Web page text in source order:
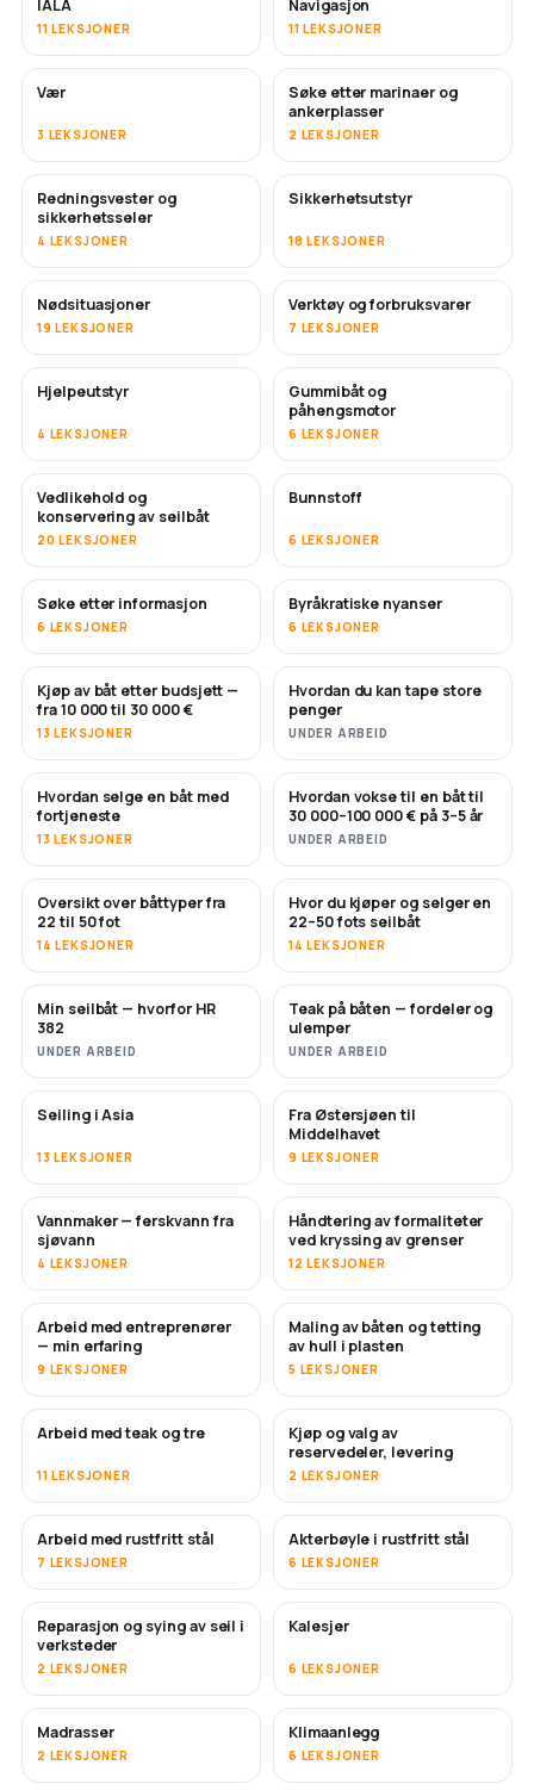
IALA
11 LEKSJONER
Navigasjon
11 LEKSJONER
Vær
3 LEKSJONER
Søke etter marinaer og
ankerplasser
2 LEKSJONER
Redningsvester og
sikkerhetsseler
4 LEKSJONER
Sikkerhetsutstyr
18 LEKSJONER
Nødsituasjoner
19 LEKSJONER
Verktøy og forbruksvarer
7 LEKSJONER
Hjelpeutstyr
4 LEKSJONER
Gummibåt og
påhengsmotor
6 LEKSJONER
Vedlikehold og
konservering av seilbåt
20 LEKSJONER
SNART
Bunnstoff
6 LEKSJONER
Søke etter informasjon
6 LEKSJONER
Byråkratiske nyanser
6 LEKSJONER
SNART
Kjøp av båt etter budsjett —
fra 10 000 til 30 000 €
13 LEKSJONER
SNART
Hvordan du kan tape store
penger
UNDER ARBEID
NYTT
Hvordan selge en båt med
fortjeneste
13 LEKSJONER
NYTT
Hvordan vokse til en båt til
30 000–100 000 € på 3–5 år
UNDER ARBEID
SNART
Oversikt over båttyper fra
22 til 50 fot
14 LEKSJONER
SNART
Hvor du kjøper og selger en
22–50 fots seilbåt
14 LEKSJONER
SNART
Min seilbåt — hvorfor HR
382
UNDER ARBEID
SNART
Teak på båten — fordeler og
ulemper
UNDER ARBEID
SNART
Seiling i Asia
13 LEKSJONER
SNART
Fra Østersjøen til
Middelhavet
9 LEKSJONER
SNART
Vannmaker — ferskvann fra
sjøvann
4 LEKSJONER
Håndtering av formaliteter
ved kryssing av grenser
12 LEKSJONER
SNART
Arbeid med entreprenører
— min erfaring
9 LEKSJONER
SNART
Maling av båten og tetting
av hull i plasten
5 LEKSJONER
Arbeid med teak og tre
11 LEKSJONER
SNART
Kjøp og valg av
reservedeler, levering
2 LEKSJONER
SNART
Arbeid med rustfritt stål
7 LEKSJONER
Akterbøyle i rustfritt stål
6 LEKSJONER
SNART
Reparasjon og sying av seil i
verksteder
2 LEKSJONER
Kalesjer
6 LEKSJONER
Madrasser
2 LEKSJONER
SNART
Klimaanlegg
6 LEKSJONER